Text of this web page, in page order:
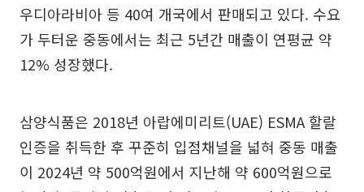
우디아라비아 등 40여 개국에서 판매되고 있다. 수요
가 두터운 중동에서는 최근 5년간 매출이 연평균 약
12% 성장했다.
삼양식품은 2018년 아랍에미리트(UAE) ESMA 할랄
인증을 취득한 후 꾸준히 입점채널을 넓혀 중동 매출
이 2024년 약 500억원에서 지난해 약 600억원으로